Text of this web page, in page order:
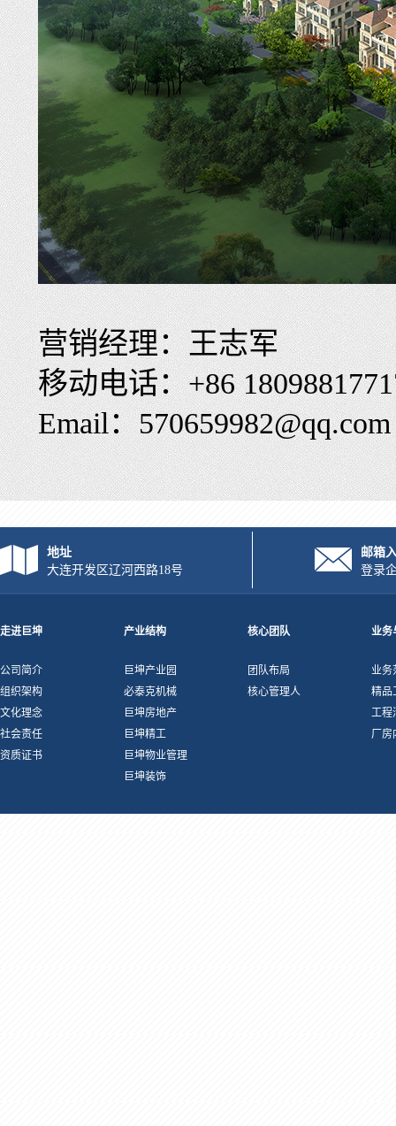
营销经理：王志军
移动电话：+86
Email：570659982@qq.com
地址
大连开发区辽河西路18号
邮箱
登录
走进巨坤
公司简介
组织架构
文化理念
社会责任
资质证书
产业结构
巨坤产业园
必泰克机械
巨坤房地产
巨坤精工
巨坤物业管理
巨坤装饰
核心团队
团队布局
核心管理人
业务
业务
精品
工程
厂房